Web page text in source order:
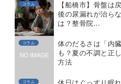
コラム
【船橋市】骨盤は
後の尿漏れが治ら
は？整骨院...
コラム
体のだるさは「内
も？夏の不調と正
方法
コラム
休日はぐっすり眠